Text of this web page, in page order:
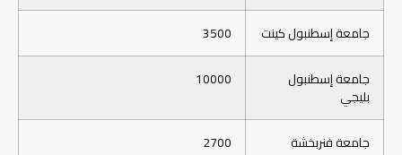
جامعة إسطنبول كينت
3500
جامعة إسطنبول
بليجي
10000
جامعة فنربخشة
2700